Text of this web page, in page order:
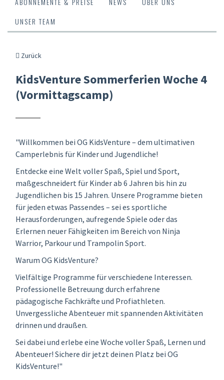
UNSER TEAM
Zurück
KidsVenture Sommerferien Woche 4
(Vormittagscamp)
"Willkommen bei OG KidsVenture – dem ultimativen
Camperlebnis für Kinder und Jugendliche!
Entdecke eine Welt voller Spaß, Spiel und Sport,
maßgeschneidert für Kinder ab 6 Jahren bis hin zu
Jugendlichen bis 15 Jahren. Unsere Programme bieten
für jeden etwas Passendes – sei es sportliche
Herausforderungen, aufregende Spiele oder das
Erlernen neuer Fähigkeiten im Bereich von Ninja
Warrior, Parkour und Trampolin Sport.
Warum OG KidsVenture?
Vielfältige Programme für verschiedene Interessen.
Professionelle Betreuung durch erfahrene
pädagogische Fachkräfte und Profiathleten.
Unvergessliche Abenteuer mit spannenden Aktivitäten
drinnen und draußen.
Sei dabei und erlebe eine Woche voller Spaß, Lernen und
Abenteuer! Sichere dir jetzt deinen Platz bei OG
KidsVenture!"